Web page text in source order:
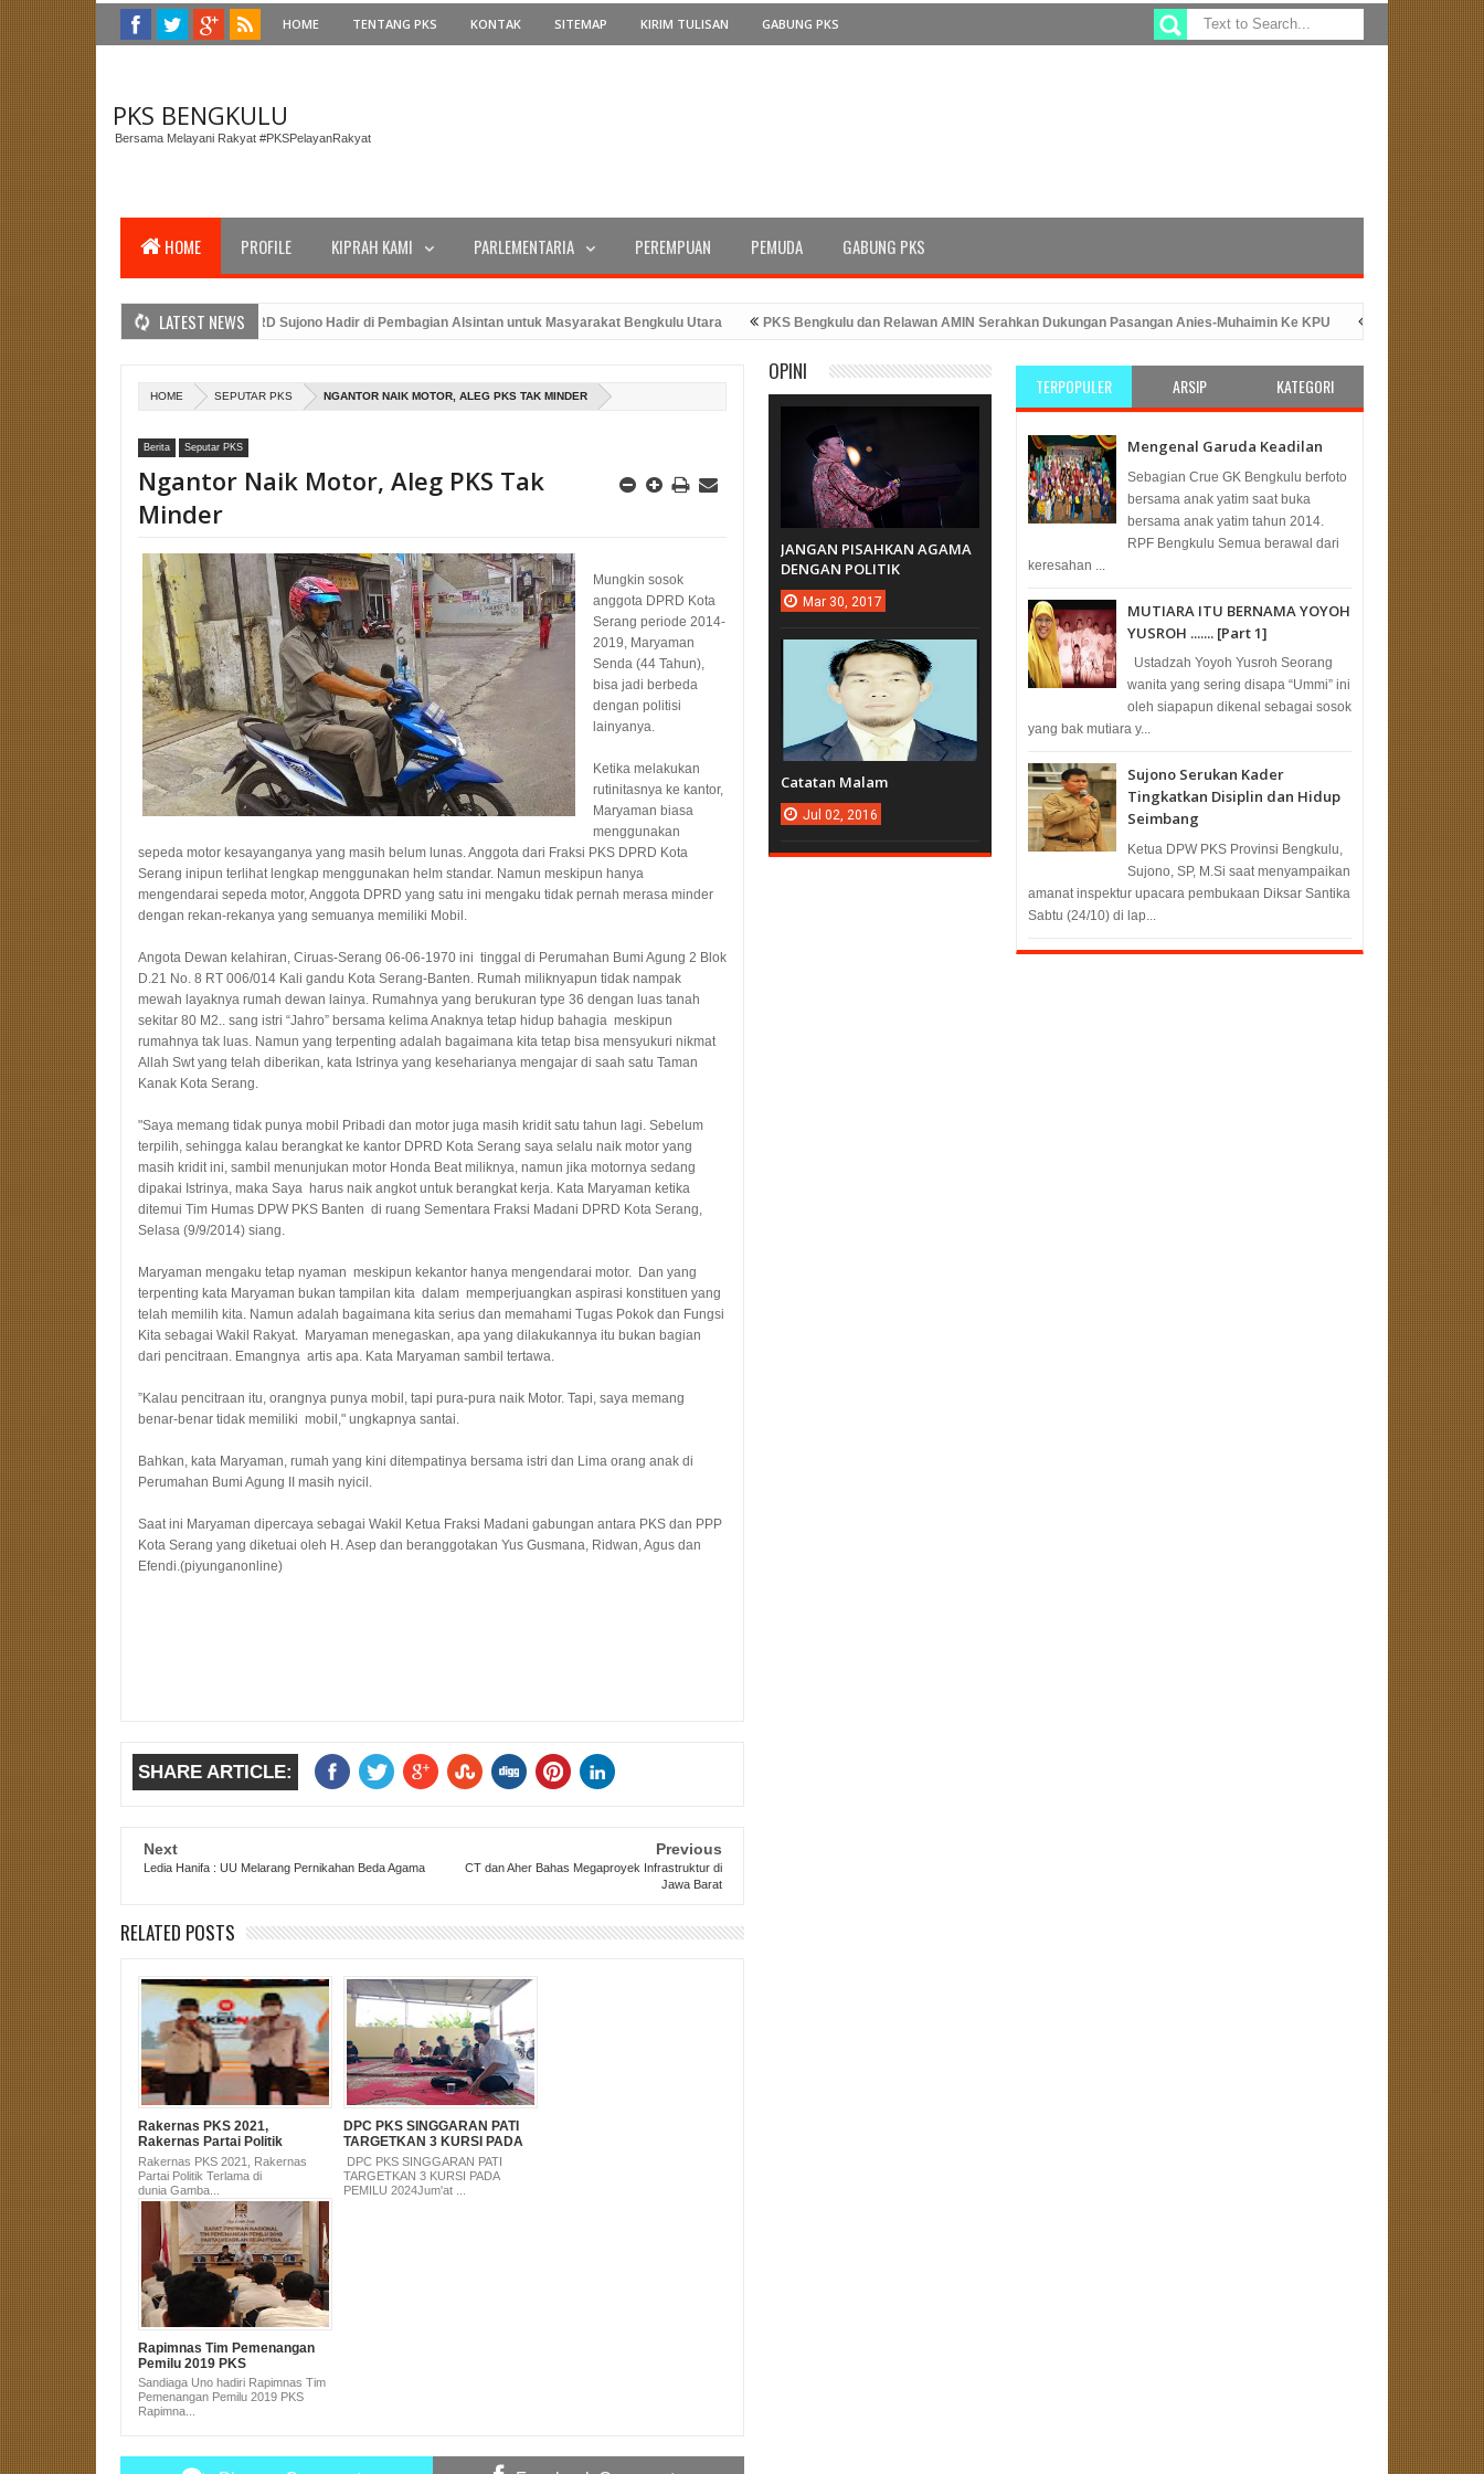
HOME TENTANG PKS KONTAK SITEMAP KIRIM TULISAN GABUNG PKS
PKS BENGKULU
Bersama Melayani Rakyat #PKSPelayanRakyat
HOME PROFILE KIPRAH KAMI PARLEMENTARIA PEREMPUAN PEMUDA GABUNG PKS
LATEST NEWS
Gubernur Bengkulu, Anggota DPRD Sujono Hadir di Pembagian Alsintan untuk Masyarakat Bengkulu Utara PKS Bengkulu dan Relawan AMIN Serahkan Dukungan Pasangan Anies-Muhaimin Ke KPU Sefty Yuslinah Wakil
PKS Bengkulu dan Amanat Presiden PKS Dalam Peringatan Upacara HUT RI Ke-78 Tahun 2023 PKS Bengkulu: Solusi
Caleg PKS Benteng: Merancang Strategi Pemenangan Pemilu dengan Kehadiran Bang Hans
HOME SEPUTAR PKS NGANTOR NAIK MOTOR, ALEG PKS TAK MINDER
Berita Seputar PKS
Ngantor Naik Motor, Aleg PKS Tak
Minder
Mungkin sosok
anggota DPRD Kota
Serang periode 2014-
2019, Maryaman
Senda (44 Tahun),
bisa jadi berbeda
dengan politisi
lainyanya.
Ketika melakukan
rutinitasnya ke kantor,
Maryaman biasa
menggunakan
sepeda motor kesayanganya yang masih belum lunas. Anggota dari Fraksi PKS DPRD Kota
Serang inipun terlihat lengkap menggunakan helm standar. Namun meskipun hanya
mengendarai sepeda motor, Anggota DPRD yang satu ini mengaku tidak pernah merasa minder
dengan rekan-rekanya yang semuanya memiliki Mobil.
Angota Dewan kelahiran, Ciruas-Serang 06-06-1970 ini tinggal di Perumahan Bumi Agung 2 Blok
D.21 No. 8 RT 006/014 Kali gandu Kota Serang-Banten. Rumah miliknyapun tidak nampak
mewah layaknya rumah dewan lainya. Rumahnya yang berukuran type 36 dengan luas tanah
sekitar 80 M2.. sang istri “Jahro” bersama kelima Anaknya tetap hidup bahagia meskipun
rumahnya tak luas. Namun yang terpenting adalah bagaimana kita tetap bisa mensyukuri nikmat
Allah Swt yang telah diberikan, kata Istrinya yang keseharianya mengajar di saah satu Taman
Kanak Kota Serang.
"Saya memang tidak punya mobil Pribadi dan motor juga masih kridit satu tahun lagi. Sebelum
terpilih, sehingga kalau berangkat ke kantor DPRD Kota Serang saya selalu naik motor yang
masih kridit ini, sambil menunjukan motor Honda Beat miliknya, namun jika motornya sedang
dipakai Istrinya, maka Saya harus naik angkot untuk berangkat kerja. Kata Maryaman ketika
ditemui Tim Humas DPW PKS Banten di ruang Sementara Fraksi Madani DPRD Kota Serang,
Selasa (9/9/2014) siang.
Maryaman mengaku tetap nyaman meskipun kekantor hanya mengendarai motor. Dan yang
terpenting kata Maryaman bukan tampilan kita dalam memperjuangkan aspirasi konstituen yang
telah memilih kita. Namun adalah bagaimana kita serius dan memahami Tugas Pokok dan Fungsi
Kita sebagai Wakil Rakyat. Maryaman menegaskan, apa yang dilakukannya itu bukan bagian
dari pencitraan. Emangnya artis apa. Kata Maryaman sambil tertawa.
”Kalau pencitraan itu, orangnya punya mobil, tapi pura-pura naik Motor. Tapi, saya memang
benar-benar tidak memiliki mobil," ungkapnya santai.
Bahkan, kata Maryaman, rumah yang kini ditempatinya bersama istri dan Lima orang anak di
Perumahan Bumi Agung II masih nyicil.
Saat ini Maryaman dipercaya sebagai Wakil Ketua Fraksi Madani gabungan antara PKS dan PPP
Kota Serang yang diketuai oleh H. Asep dan beranggotakan Yus Gusmana, Ridwan, Agus dan
Efendi.(piyunganonline)
SHARE ARTICLE:
Next
Ledia Hanifa : UU Melarang Pernikahan Beda Agama
Previous
CT dan Aher Bahas Megaproyek Infrastruktur di
Jawa Barat
RELATED POSTS
Rakernas PKS 2021,
Rakernas Partai Politik
Terlama di dunia
Rakernas PKS 2021, Rakernas
Partai Politik Terlama di
dunia Gamba...
DPC PKS SINGGARAN PATI
TARGETKAN 3 KURSI PADA
PEMILU 2024
DPC PKS SINGGARAN PATI
TARGETKAN 3 KURSI PADA
PEMILU 2024Jum'at ...
Rapimnas Tim Pemenangan
Pemilu 2019 PKS
Sandiaga Uno hadiri Rapimnas Tim
Pemenangan Pemilu 2019 PKS
Rapimna...
TERPOPULER ARSIP KATEGORI
Mengenal Garuda Keadilan
Sebagian Crue GK Bengkulu berfoto
bersama anak yatim saat buka
bersama anak yatim tahun 2014.
RPF Bengkulu Semua berawal dari
keresahan ...
MUTIARA ITU BERNAMA YOYOH
YUSROH ....... [Part 1]
Ustadzah Yoyoh Yusroh Seorang
wanita yang sering disapa “Ummi” ini
oleh siapapun dikenal sebagai sosok
yang bak mutiara y...
Sujono Serukan Kader
Tingkatkan Disiplin dan Hidup
Seimbang
Ketua DPW PKS Provinsi Bengkulu,
Sujono, SP, M.Si saat menyampaikan
amanat inspektur upacara pembukaan Diksar Santika
Sabtu (24/10) di lap...
OPINI
JANGAN PISAHKAN AGAMA
DENGAN POLITIK
Mar 30, 2017
Catatan Malam
Jul 02, 2016